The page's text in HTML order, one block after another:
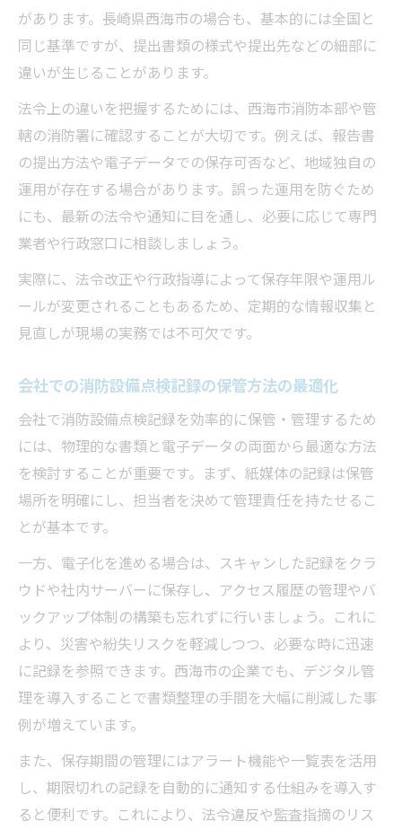
があります。長崎県西海市の場合も、基本的には全国と
同じ基準ですが、提出書類の様式や提出先などの細部に
違いが生じることがあります。
法令上の違いを把握するためには、西海市消防本部や管
轄の消防署に確認することが大切です。例えば、報告書
の提出方法や電子データでの保存可否など、地域独自の
運用が存在する場合があります。誤った運用を防ぐため
にも、最新の法令や通知に目を通し、必要に応じて専門
業者や行政窓口に相談しましょう。
実際に、法令改正や行政指導によって保存年限や運用ル
ールが変更されることもあるため、定期的な情報収集と
見直しが現場の実務では不可欠です。
会社での消防設備点検記録の保管方法の最適化
会社で消防設備点検記録を効率的に保管・管理するため
には、物理的な書類と電子データの両面から最適な方法
を検討することが重要です。まず、紙媒体の記録は保管
場所を明確にし、担当者を決めて管理責任を持たせるこ
とが基本です。
一方、電子化を進める場合は、スキャンした記録をクラ
ウドや社内サーバーに保存し、アクセス履歴の管理やバ
ックアップ体制の構築も忘れずに行いましょう。これに
より、災害や紛失リスクを軽減しつつ、必要な時に迅速
に記録を参照できます。西海市の企業でも、デジタル管
理を導入することで書類整理の手間を大幅に削減した事
例が増えています。
また、保存期間の管理にはアラート機能や一覧表を活用
し、期限切れの記録を自動的に通知する仕組みを導入す
ると便利です。これにより、法令違反や監査指摘のリス